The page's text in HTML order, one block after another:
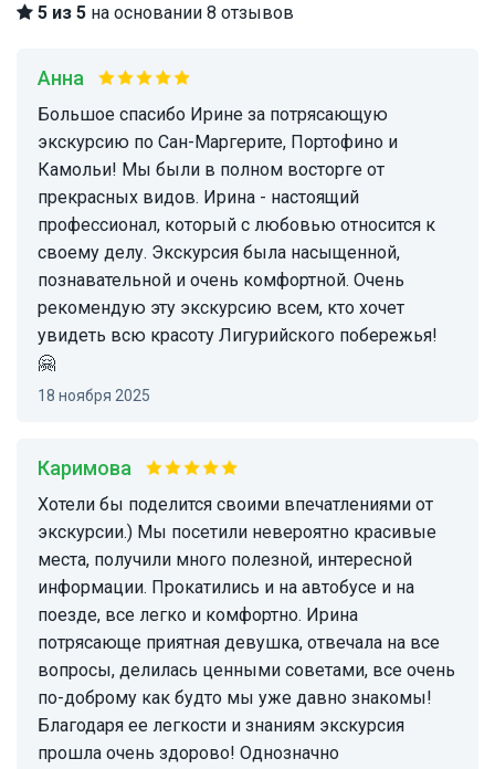
5 из 5 на основании 8 отзывов
Анна
Большое спасибо Ирине за потрясающую
экскурсию по Сан-Маргерите, Портофино и
Камольи! Мы были в полном восторге от
прекрасных видов. Ирина - настоящий
профессионал, который с любовью относится к
своему делу. Экскурсия была насыщенной,
познавательной и очень комфортной. Очень
рекомендую эту экскурсию всем, кто хочет
увидеть всю красоту Лигурийского побережья!
🤗
18 ноября 2025
Каримова
Хотели бы поделится своими впечатлениями от
экскурсии.) Мы посетили невероятно красивые
места, получили много полезной, интересной
информации. Прокатились и на автобусе и на
поезде, все легко и комфортно. Ирина
потрясающе приятная девушка, отвечала на все
вопросы, делилась ценными советами, все очень
по-доброму как будто мы уже давно знакомы!
Благодаря ее легкости и знаниям экскурсия
прошла очень здорово! Однозначно